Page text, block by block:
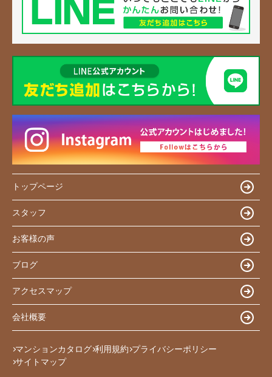
トップページ
スタッフ
お客様の声
ブログ
アクセスマップ
会社概要
マンションカタログ 利用規約 プライバシーポリシー
サイトマップ